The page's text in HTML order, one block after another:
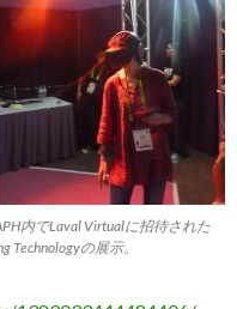
内でLaval Virtualに招待された
Technologyの展示。